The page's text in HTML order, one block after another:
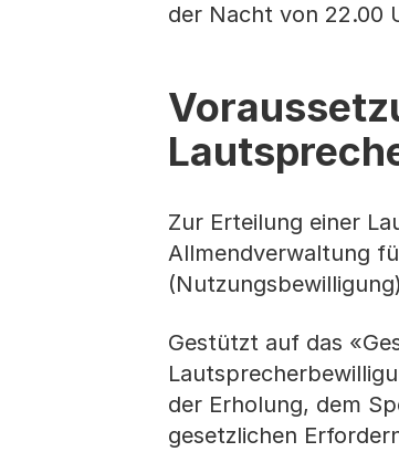
der Nacht von 22.00
Zur Erteilung einer
Allmendverwaltung
Gestützt auf das
der Erholung, dem
gesetzlichen